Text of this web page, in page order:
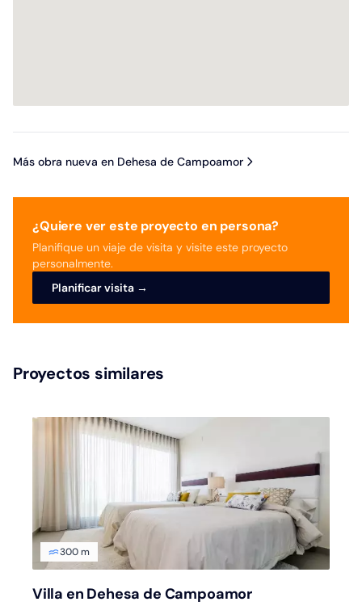
Más obra nueva en Dehesa de Campoamor
¿Quiere ver este proyecto en persona?
Planifique un viaje de visita y visite este proyecto
personalmente.
Planificar visita →
Proyectos similares
300 m
Villa en Dehesa de Campoamor